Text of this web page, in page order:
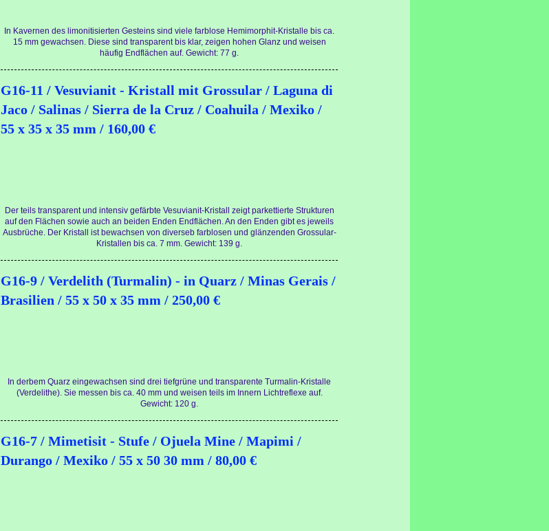
In Kavernen des limonitisierten Gesteins sind viele farblose Hemimorphit-Kristalle bis ca.
15 mm gewachsen. Diese sind transparent bis klar, zeigen hohen Glanz und weisen
häufig Endflächen auf. Gewicht: 77 g.
G16-11 / Vesuvianit - Kristall mit Grossular / Laguna di
Jaco / Salinas / Sierra de la Cruz / Coahuila / Mexiko /
55 x 35 x 35 mm / 160,00 €
Der teils transparent und intensiv gefärbte Vesuvianit-Kristall zeigt parkettierte Strukturen
auf den Flächen sowie auch an beiden Enden Endflächen. An den Enden gibt es jeweils
Ausbrüche. Der Kristall ist bewachsen von diverseb farblosen und glänzenden Grossular-
Kristallen bis ca. 7 mm. Gewicht: 139 g.
G16-9 / Verdelith (Turmalin) - in Quarz / Minas Gerais /
Brasilien / 55 x 50 x 35 mm / 250,00 €
In derbem Quarz eingewachsen sind drei tiefgrüne und transparente Turmalin-Kristalle
(Verdelithe). Sie messen bis ca. 40 mm und weisen teils im Innern Lichtreflexe auf.
Gewicht: 120 g.
G16-7 / Mimetisit - Stufe / Ojuela Mine / Mapimi /
Durango / Mexiko / 55 x 50 30 mm / 80,00 €